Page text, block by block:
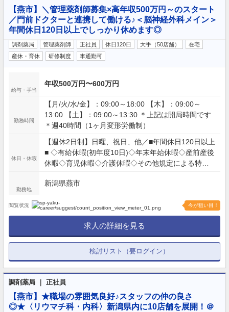
【燕市】＼管理薬剤師募集×高年収500万円～のスタート
／門前ドクターと連携して働ける♪＜脳神経外科メイン＞
年間休日120日以上でしっかり休めます◎
調剤薬局 管理薬剤師 正社員 休日120日 大手（50店舗）
在宅
産休・育休
研修制度 車通勤可
給与・手当
年収500万円〜600万円
勤務時間
【月/火/水/金】：09:00～18:00 【木】：09:00～
13:00 【土】：09:00～13:30 ＊上記は開局時間です
＊週40時間（1ヶ月変形労働制）
休日・休暇
【週休2日制】日曜、祝日、他／■年間休日120日以上
■ ◇有給休暇(初年度10日)◇年末年始休暇◇産前産後
休暇◇育児休暇◇介護休暇◇その他規定による特別
勤務地
新潟県燕市
閲覧状況 今が狙い目！
求人の詳細を見る
検討リスト（要ログイン）
調剤薬局 ｜ 正社員
【燕市】★職場の雰囲気良好♪スタッフの仲の良さ
◎★〈リウマチ科・内科〉新潟県内に10店舗を展開！＠